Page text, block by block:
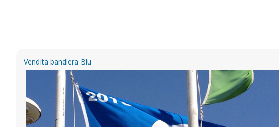
Vendita bandiera Blu